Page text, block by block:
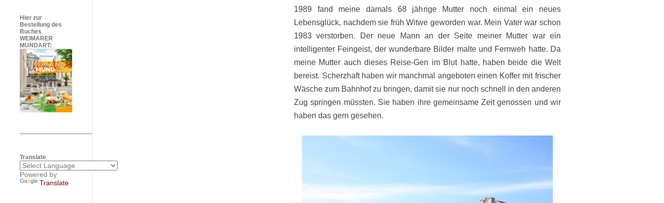
1989 fand meine damals 68 jährige Mutter noch einmal ein neues
Lebensglück, nachdem sie früh Witwe geworden war. Mein Vater war schon
1983 verstorben. Der neue Mann an der Seite meiner Mutter war ein
intelligenter Feingeist, der wunderbare Bilder malte und Fernweh hatte. Da
meine Mutter auch dieses Reise-Gen im Blut hatte, haben beide die Welt
bereist. Scherzhaft haben wir manchmal angeboten einen Koffer mit frischer
Wäsche zum Bahnhof zu bringen, damit sie nur noch schnell in den anderen
Zug springen müssten. Sie haben ihre gemeinsame Zeit genossen und wir
haben das gern gesehen.
Hier zur
Bestellung des
Buches
WEIMARER
MUNDART:
Translate
Powered by
Translate